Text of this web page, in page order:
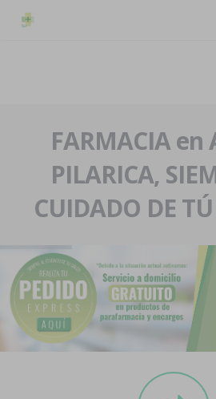
La farmacia
Nuestra historia
Nuestro equipo
Eventos
Servicios y reservas
Pedidos express
Blog
Contacto
Boletín
FARMACIA
PILARICA,
CUIDADO DE